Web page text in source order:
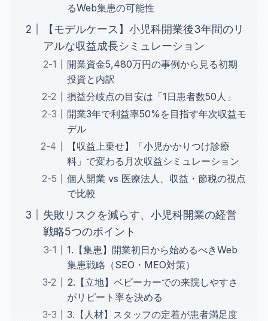
るWeb集患の可能性
【モデルケース】小児科開業後3年間のリ
アルな収益成長シミュレーション
開業資金5,480万円の事例から見る初期
投資と内訳
損益分岐点の目安は「1日患者数50人」
開業3年で利益率50%を目指す年次収益モ
デル
【収益上乗せ】「小児かかりつけ診療
料」で変わる月次収益シミュレーション
個人開業 vs 医療法人、収益・節税の視点
で比較
失敗リスクを減らす、小児科開業の経営
戦略5つのポイント
1.【集患】開業初日から始めるべきWeb
集患戦略（SEO・MEO対策）
2.【立地】ベビーカーでの来院しやすさ
がリピート率を決める
3.【人材】スタッフの定着が患者満足度